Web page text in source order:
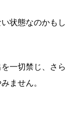
状態なのかもし
一切禁じ、さら
ません。